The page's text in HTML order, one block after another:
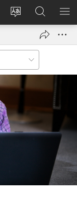
Bikenipo
Isuleni
(yalaisula Fwayeni
pa
JW.ORG